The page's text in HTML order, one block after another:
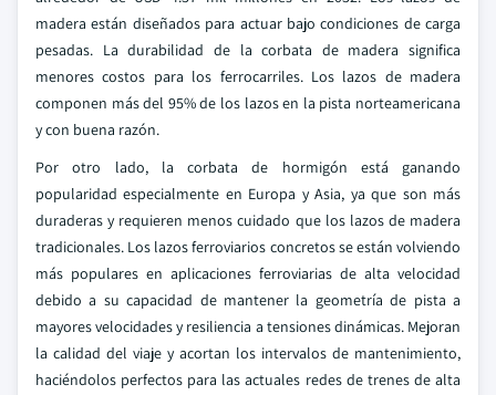
madera están diseñados para actuar bajo condiciones de carga
pesadas. La durabilidad de la corbata de madera significa
menores costos para los ferrocarriles. Los lazos de madera
componen más del 95% de los lazos en la pista norteamericana
y con buena razón.
Por otro lado, la corbata de hormigón está ganando
popularidad especialmente en Europa y Asia, ya que son más
duraderas y requieren menos cuidado que los lazos de madera
tradicionales. Los lazos ferroviarios concretos se están volviendo
más populares en aplicaciones ferroviarias de alta velocidad
debido a su capacidad de mantener la geometría de pista a
mayores velocidades y resiliencia a tensiones dinámicas. Mejoran
la calidad del viaje y acortan los intervalos de mantenimiento,
haciéndolos perfectos para las actuales redes de trenes de alta